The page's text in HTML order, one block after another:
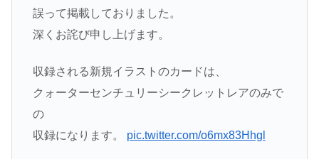
誤って掲載しておりました。
深くお詫び申し上げます。
収録される新規イラストのカードは、
クォーターセンチュリーシークレットレアのみで
の
収録になります。 pic.twitter.com/o6mx83Hhgl